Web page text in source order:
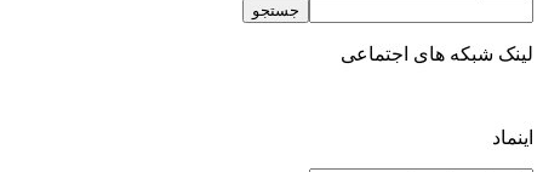
جستجو
لینک شبکه های اجتماعی
اینماد